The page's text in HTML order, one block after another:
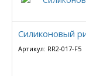
Силиконовый
Артикул: RR2-017-F5